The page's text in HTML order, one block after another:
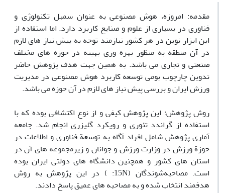
مقدمه: امروزه، هوش مصنوعی به عنوان سمبل تکنولوژی و
فناوری در بسیاری از علوم و صنایع کاربرد دارد. اما استفاده از
این ابزار نوین در هر کشور نیازمند توجه به پیش نیاز های لازم
در آن منطقه به منظور بهره وری بهینه در حوزه های مختلف
صنعتی و تجاری می باشد. به همین جهت هدف پژوهش حاضر
تدوین چارچوب بومی توسعه کاربرد هوش مصنوعی در مدیریت
ورزش ایران و بررسی پیش نیاز های لازم در آن حوزه می باشد.
روش پژوهش: این پژوهش کیفی و از نوع اکتشافی بوده که با
استفاده از گراندد تئوری و رویکرد گلیزری انجام شد. جامعه
آماری پژوهش شامل افراد آگاه به توسعة فناوری و اطلاعات در
حوزة ورزش در وزارت ورزش و جوانان و زیرمجموعه های آن در
استان های کشور و همچنین دانشگاه های دولتی ایران بوده
است. مصاحبه‌‌شوندگان (15N: ) در این پژوهش به روش
هدفمند انتخاب شده و به مصاحبه های عمیق پاسخ دادند.